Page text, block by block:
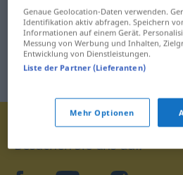
Besuchen Sie uns auf:
Genaue Geolocation-Daten verwenden.
Identifikation aktiv abfragen. Speichern
Informationen auf einem Gerät.
Messung von Werbung und Inhalten,
Entwicklung von Dienstleistungen.
Liste der Partner (Lieferanten)
Mehr Optionen